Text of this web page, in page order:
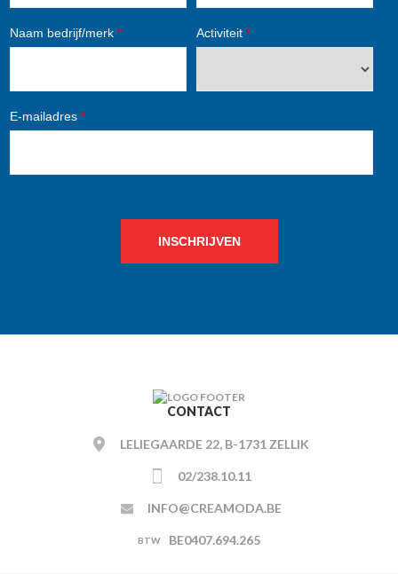
Naam bedrijf/merk * Activiteit *
E-mailadres *
INSCHRIJVEN
CONTACT
LELIEGAARDE 22, B-1731 ZELLIK
02/238.10.11
INFO@CREAMODA.BE
BE0407.694.265